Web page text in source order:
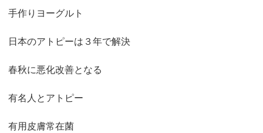
手作りヨーグルト
日本のアトピーは３年で解決
春秋に悪化改善となる
有名人とアトピー
有用皮膚常在菌